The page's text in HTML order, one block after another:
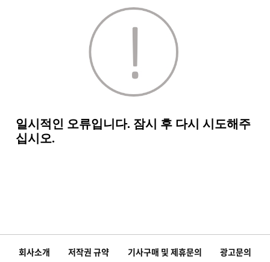
회사소개 저작권 규약 기사구매 및 제휴문의 광고문의